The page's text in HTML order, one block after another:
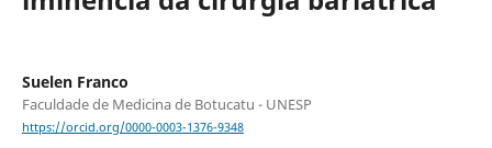
Suelen Franco
Faculdade de Medicina de Botucatu - UNESP
https://orcid.org/0000-0003-1376-9348